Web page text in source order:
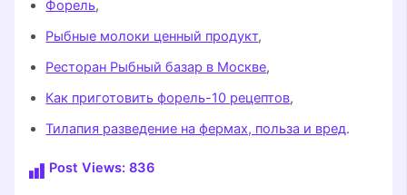
Форель,
Рыбные молоки ценный продукт,
Ресторан Рыбный базар в Москве,
Как приготовить форель-10 рецептов,
Тилапия разведение на фермах, польза и вред.
Post Views: 836